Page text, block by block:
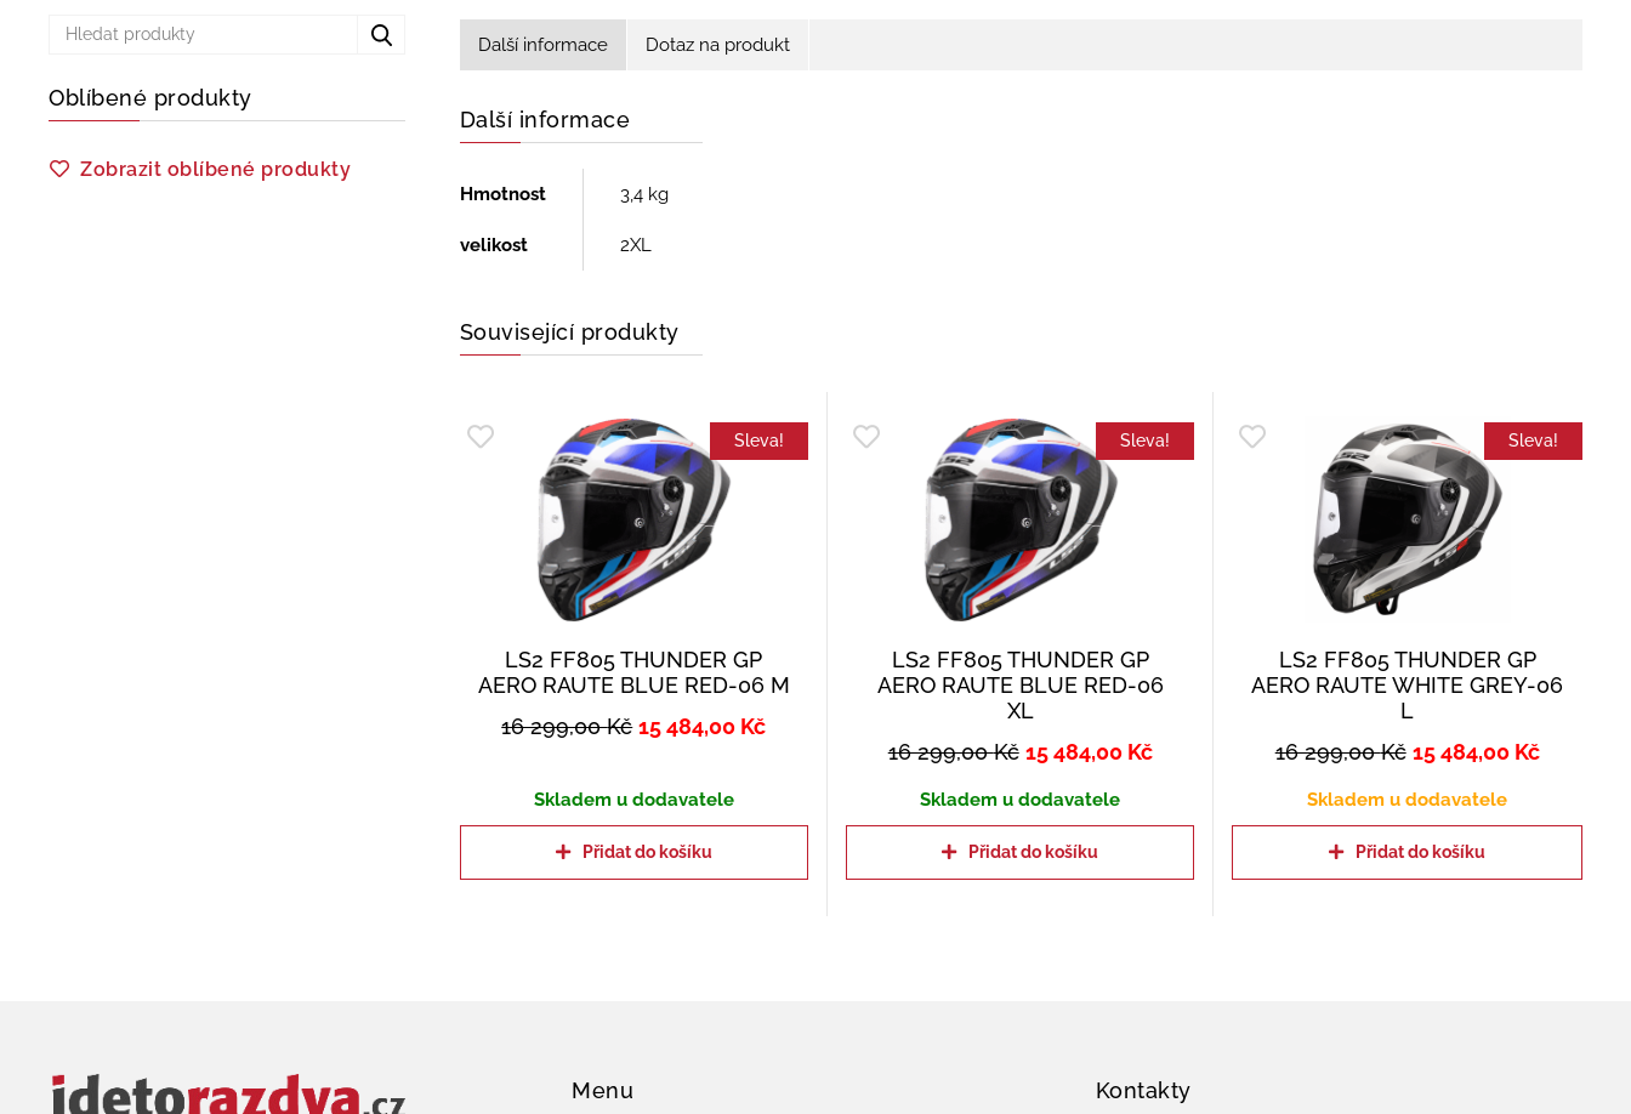
Oblíbené produkty
Zobrazit oblíbené produkty
Další informace Dotaz na produkt
Další informace
Hmotnost 3,4 kg
velikost 2XL
Související produkty
Sleva!
LS2 FF805 THUNDER GP
AERO RAUTE BLUE RED-06 M
16 299,00Kč 15 484,00 Kč
Skladem u dodavatele
Přidat do košíku
Sleva!
LS2 FF805 THUNDER GP
AERO RAUTE BLUE RED-06
XL
16 299,00Kč 15 484,00 Kč
Skladem u dodavatele
Přidat do košíku
Sleva!
LS2 FF805 THUNDER GP
AERO RAUTE WHITE GREY-06
L
16 299,00Kč 15 484,00 Kč
Skladem u dodavatele
Přidat do košíku
Menu Kontakty